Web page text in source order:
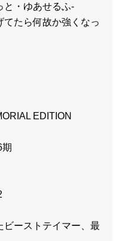
と・ゆあせるふ-
たら何故か強くなっ
EDITION
ビーストテイマー、最